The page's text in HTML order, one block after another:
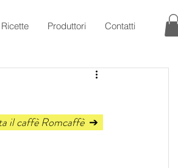
Ricette Produttori Contatti
il caffè Romcaffè ➔